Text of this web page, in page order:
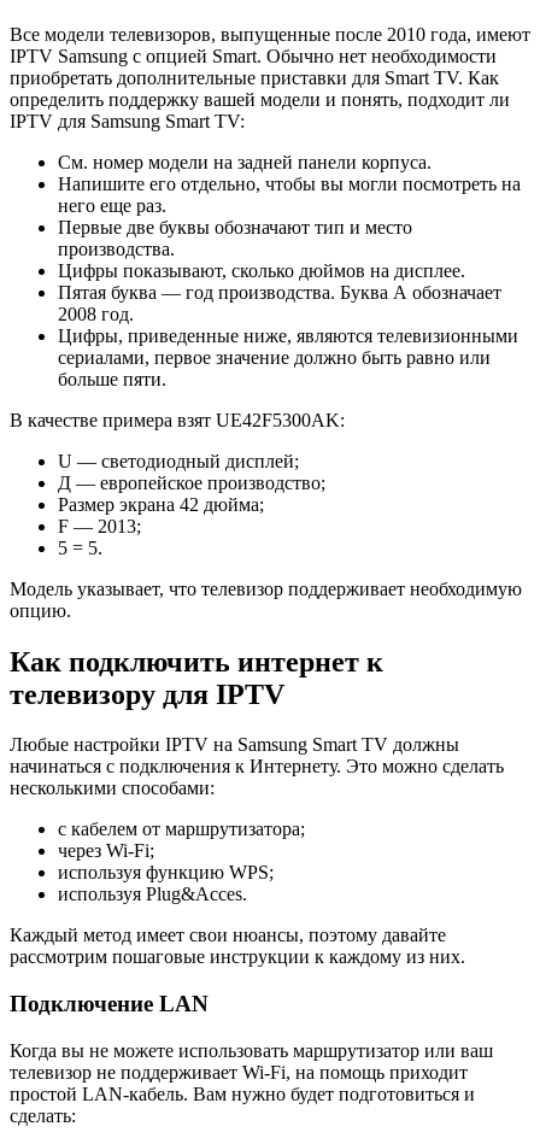
Все модели телевизоров, выпущенные после 2010 года, имеют
IPTV Samsung с опцией Smart. Обычно нет необходимости
приобретать дополнительные приставки для Smart TV. Как
определить поддержку вашей модели и понять, подходит ли
IPTV для Samsung Smart TV:
См. номер модели на задней панели корпуса.
Напишите его отдельно, чтобы вы могли посмотреть на
него еще раз.
Первые две буквы обозначают тип и место
производства.
Цифры показывают, сколько дюймов на дисплее.
Пятая буква — год производства. Буква А обозначает
2008 год.
Цифры, приведенные ниже, являются телевизионными
сериалами, первое значение должно быть равно или
больше пяти.
В качестве примера взят UE42F5300AK:
U — светодиодный дисплей;
Д — европейское производство;
Размер экрана 42 дюйма;
F — 2013;
5 = 5.
Модель указывает, что телевизор поддерживает необходимую
опцию.
Как подключить интернет к
телевизору для IPTV
Любые настройки IPTV на Samsung Smart TV должны
начинаться с подключения к Интернету. Это можно сделать
несколькими способами:
с кабелем от маршрутизатора;
через Wi-Fi;
используя функцию WPS;
используя Plug&Acces.
Каждый метод имеет свои нюансы, поэтому давайте
рассмотрим пошаговые инструкции к каждому из них.
Подключение LAN
Когда вы не можете использовать маршрутизатор или ваш
телевизор не поддерживает Wi-Fi, на помощь приходит
простой LAN-кабель. Вам нужно будет подготовиться и
сделать: